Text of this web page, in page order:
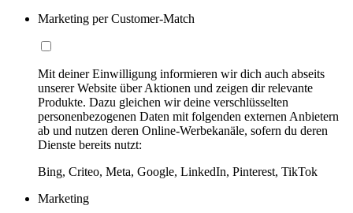
Marketing per Customer-Match
Mit deiner Einwilligung informieren wir dich auch abseits
unserer Website über Aktionen und zeigen dir relevante
Produkte. Dazu gleichen wir deine verschlüsselten
personenbezogenen Daten mit folgenden externen Anbietern
ab und nutzen deren Online-Werbekanäle, sofern du deren
Dienste bereits nutzt:
Bing, Criteo, Meta, Google, LinkedIn, Pinterest, TikTok
Marketing